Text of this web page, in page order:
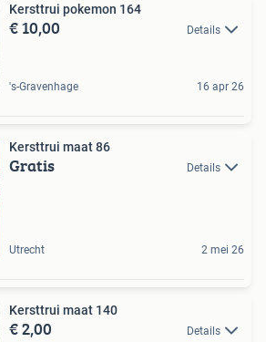
Kersttrui pokemon 164
€ 10,00 Details
's-Gravenhage 16 apr 26
Kersttrui maat 86
Gratis Details
Utrecht 2 mei 26
Kersttrui maat 140
€ 2,00 Details